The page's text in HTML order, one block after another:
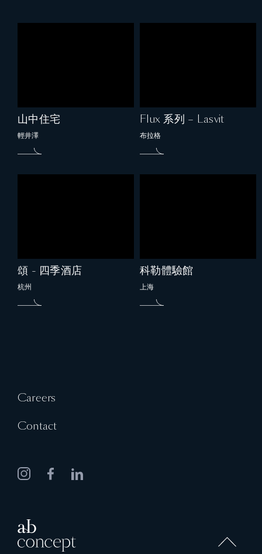
山中住宅
輕井澤
Flux 系列 – Lasvit
布拉格
頌 - 四季酒店
杭州
科勒體驗館
上海
Careers
Contact